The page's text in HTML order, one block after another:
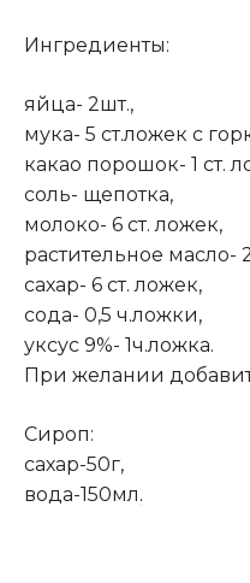
Ингредиенты:
яйца- 2шт.,
мука- 5 ст.ложек с
какао порошок- 1 ст.
соль- щепотка,
молоко- 6 ст. ложек,
растительное масло-
сахар- 6 ст. ложек,
сода- 0,5 ч.ложки,
уксус 9%- 1ч.ложка.
При желании
Сироп:
сахар-50г,
вода-150мл.